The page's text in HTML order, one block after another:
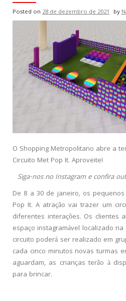
Posted on 28 de dezembro de 2021 by
O Shopping Metropolitano abre a
Circuito Met Pop It. Aproveite!
Siga-nos no Instagram e confira
De 8 a 30 de janeiro, os
Pop It. A atração vai trazer um
diferentes interações. Os clientes
espaço instagramável localizado
circuito poderá ser realizado em
cada cinco minutos novas turmas
aguardam, as crianças terão à
para brincar.